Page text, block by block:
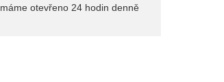
máme otevřeno 24 hodin denně